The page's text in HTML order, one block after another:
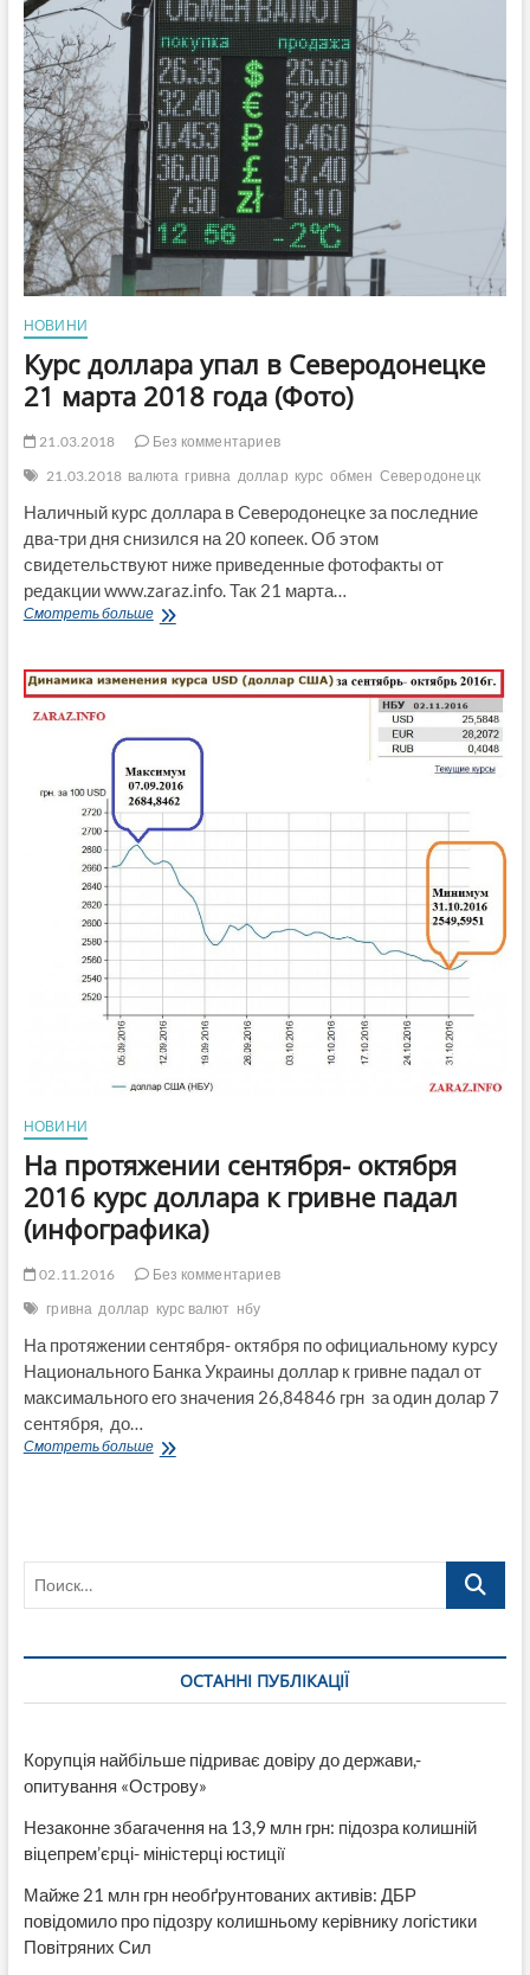
декабря
2018
года
(Фото)
НОВИНИ
Курс доллара упал в Северодонецке
21 марта 2018 года (Фото)
21.03.2018
Без комментариев
21.03.2018 валюта гривна доллар курс обмен Северодонецк
Наличный курс доллара в Северодонецке за последние
два-три дня снизился на 20 копеек. Об этом
свидетельствуют ниже приведенные фотофакты от
редакции www.zaraz.info. Так 21 марта…
Смотреть большеКурс
в
Северодонецке
марта
года
(Фото)
НОВИНИ
На протяжении сентября- октября
2016 курс доллара к гривне падал
(инфографика)
02.11.2016
Без комментариев
гривна доллар курс валют нбу
На протяжении сентября- октября по официальному курсу
Национального Банка Украины доллар к гривне падал от
максимального его значения 26,84846 грн за один долар 7
сентября, до…
Смотреть большеНа
(инфографика)
Поиск…
ОСТАННІ ПУБЛІКАЦІЇ
Корупція найбільше підриває довіру до держави,-
опитування «Острову»
Незаконне збагачення на 13,9 млн грн: підозра колишній
віцепрем’єрці- міністерці юстиції
Майже 21 млн грн необґрунтованих активів: ДБР
повідомило про підозру колишньому керівнику логістики
Повітряних Сил